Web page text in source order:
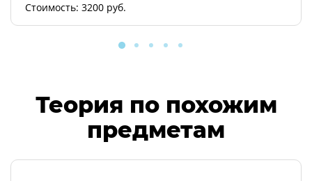
Стоимость: 3200 руб.
Теория по похожим
предметам